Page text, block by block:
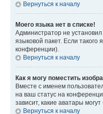
Вернуться к началу
Моего языка нет в списке!
Администратор не
языковой пакет. Если
конференции).
Вернуться к началу
Как я могу поместить
Вместе с именем
на ваш статус на
зависит, какие аватары
Вернуться к началу